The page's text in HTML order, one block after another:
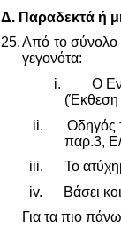
Δ. Παραδεκτά ή
25.Από το σύνολο
γεγονότα:
i.
Ο
(Έκθεση
ii.
Οδηγός
παρ.3,
iii.
Το
iv.
Βάσει
Για τα πιο